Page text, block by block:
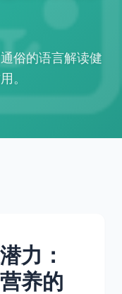
俗的语言解读健
。
力：
养的